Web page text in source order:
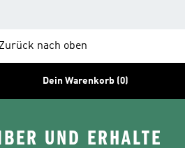
nach oben
Dein Warenkorb (0)
UND ERHALTE